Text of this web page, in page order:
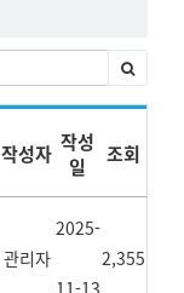
작성자 작성
일
조회
관리자
2025-
2,355